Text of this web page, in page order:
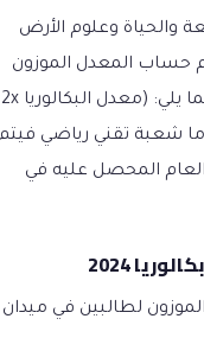
والحياة وعلوم الأرض
حساب المعدل الموزون
علوم الطبيعة والحياة )/3 . أما شعبة تقني رياضي
المحصل عليه في
2024
لطالبين في ميدان